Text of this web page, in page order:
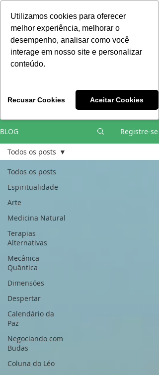
Utilizamos cookies para oferecer
melhor experiência, melhorar o
desempenho, analisar como você
interage em nosso site e personalizar
conteúdo.
Recusar Cookies Aceitar Cookies
Vivências e Cursos Iniciáticos
BLOG Registre-se
Todos os posts
Espiritualidade
Arte
Medicina Natural
Terapias
Alternativas
Mecânica
Quântica
Dimensões
Despertar
Calendário da
Paz
Negociando com
Budas
Coluna do Léo
Todos os posts